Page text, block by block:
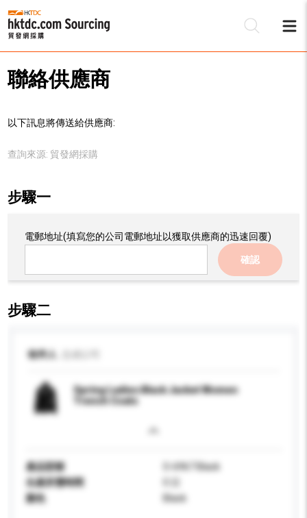
聯絡供應商
以下訊息將傳送給供應商:
查詢來源: 貿發網採購
步驟一
電郵地址(填寫您的公司電郵地址以獲取供應商的迅速回覆)
確認
步驟二
收件人
Spring Ladies Black Jacket Women
Trench Coats
產品型號
S-6967 Black
生產所需時間
顏色
Black